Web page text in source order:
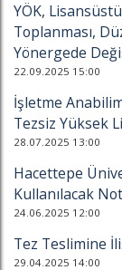
YÖK,
Toplanması,
Yönergede
22.09.2025 15:00
İşletme
Tezsiz Yüksek
28.07.2025 13:00
Hacettepe
Kullanılacak
24.06.2025 12:00
Tez Teslimine
29.04.2025 14:00